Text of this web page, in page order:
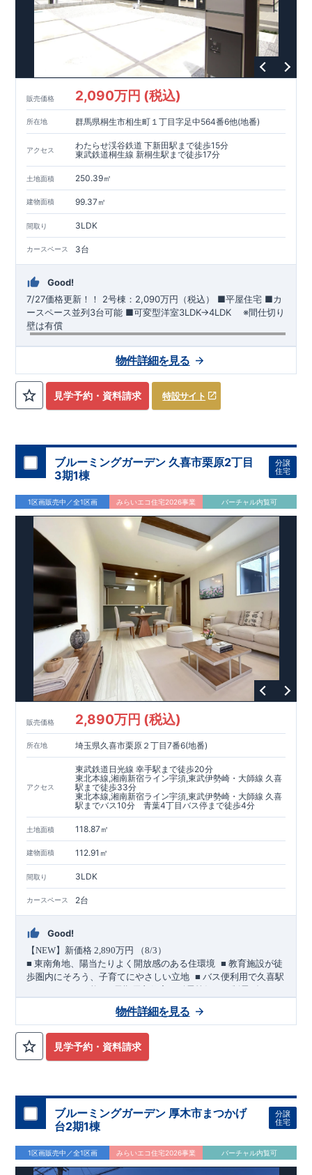
ニ/ドラッグストア／公園​■周辺環境■​ 【教育施設】
上和田小学校 約
（徒歩9 上和田中学校 約
（徒歩14分）
【買い物施設】
セブンイレブン横浜上飯田南店 約 792m
（徒
オーケー大和上和田店 約 分）​クリ
大和上和田店 約 1400m （徒歩18分）
イオン大和
宮久保公園 約 550m
ーバー公園 約750m（徒歩 10分）​石垣内科小児科医院 約
1200m（徒歩15分）​南大和病院 約1300m（徒歩17分）
​ ​■東栄住宅の家作り■​■ブルーミングガーデンのこだわり■
↑​ ■長期優良住宅取得
【国が定めた７つの技術基準をクリア☆】 １耐久性
策/３維持管理性 ４住宅面積/５省エネルギー性/６居住環境/７維
持保全管理
■住宅性能評価ダブル取得
い特設サイトはこちら★​物件のご案内は、事前予約がオススメ
です☆
スムーズにご案内が可能♪​お気軽にお問い合わせください♪​お
問い合わせお待ちしております
致します。
販売価格 2,090万円 (税込)
所在地 群馬県桐生市相生町１丁目字足中564番6他(地番)
アクセス
わたらせ渓谷鉄道 下新田駅まで徒歩15分
東武鉄道桐生線 新桐生駅まで徒歩17分
土地面積 250.39㎡
建物面積 99.37㎡
間取り 3LDK
カースペース 3台
Good!
7/27価格更新！！
2号棟：2,090万円（税込）
■平屋住宅​ ​■カ
ースペース並列3台可能 ​■可変型洋室3LDK→4LDK ​ ※間仕切り
壁は有償
​『新桐生』駅……徒歩17分（約1360ｍ）
【学校】 ​桜木小学校……徒歩12分（約950ｍ）
徒歩23分（約1770ｍ）
されます ​住宅性能評価 地震に強い家づくり（地盤編） ​地震
に強い家づくり（建物編）
地震に強い家づくり（制震編）
【ブルーミングガーデンが選ばれる理由】
詳細ページが表示されます ​暮らしを豊かにする空間アイデア
外観デザインへのこだわり メンテナンスリフォーム
お問い合わせ​ 027-320-1238​高崎営業所（定休日：火曜日・水
営業時間／9：30～18：30
GOOD DESIGN AWARD2024 東栄住宅​は、この度2024年度
グッドデザイン賞を3プロジェクト同時受賞いたしました。
木造住宅用制震ダンパー / 東栄セーフティダンパー 地盤改
良工法 / R-Evolve パイル 宅地開発手法 / 簡単に地図から
消せる道
見学予約・資料請求 特設サイト
物件詳細を見る
ブルーミングガーデン 久喜市栗原2丁目
3期1棟
分譲
住宅
1区画販売中／全1区画 みらいエコ住宅2026事業 バーチャル内覧可
販売価格 2,890万円 (税込)
所在地 埼玉県久喜市栗原２丁目7番6(地番)
アクセス
東武鉄道日光線 幸手駅まで徒歩20分
東北本線,湘南新宿ライン宇須,東武伊勢崎・大師線 久喜
駅まで徒歩33分
東北本線,湘南新宿ライン宇須,東武伊勢崎・大師線 久喜
駅までバス10分 青葉4丁目バス停まで徒歩4分
土地面積 118.87㎡
建物面積 112.91㎡
間取り 3LDK
カースペース 2台
Good!
【NEW】新価格2,890万円 （8/3 ）
■東南角地、陽当たりよく開放感のある住環境 ​ ​■教育施設が徒
歩圏内にそろう、子育てにやさしい立地 ​ ​■バス便利用で久喜駅
■東側
い立地です。
■ カースペースは
うちインナーガレージ
10分 バス停「青葉4丁目」まで 徒歩4分
教育・公園・買物が徒歩圏内
小学校徒歩10分・中学校徒歩 8分・保育園徒歩５
本郷児童公園 徒歩２分
■買物施設 ・セブンイレブン 徒歩4分 ・マルエツ 徒歩5分・ダ
見学予約・資料請求
物件詳細を見る
ブルーミングガーデン 厚木市まつかげ
台2期1棟
分譲
住宅
1区画販売中／全1区画 みらいエコ住宅2026事業 バーチャル内覧可